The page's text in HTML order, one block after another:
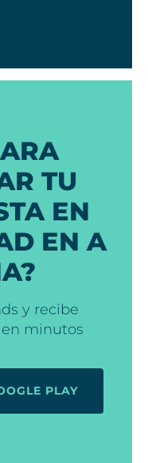
TU
EN
EN A
y recibe
minutos
PLAY